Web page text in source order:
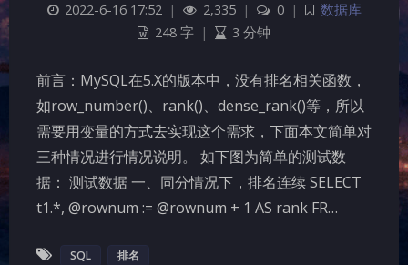
夜间模式
2022-6-16 17:52 | 2,335 | 0 |
数据库
248 字 | 3 分钟
前言：MySQL在5.X的版本中，没有排名相关函数，
如row_number()、rank()、dense_rank()等，所以
需要用变量的方式去实现这个需求，下面本文简单对
三种情况进行情况说明。 如下图为简单的测试数
据： 测试数据 一、同分情况下，排名连续 SELECT
t1.*, @rownum := @rownum + 1 AS rank FR…
SQL 排名